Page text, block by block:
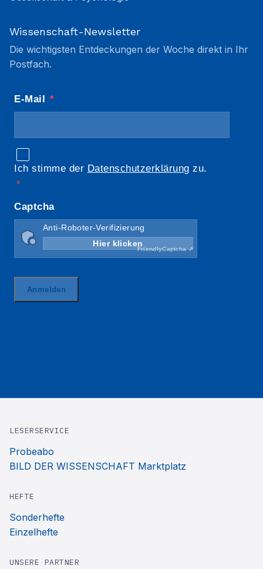
Wissenschaft-Newsletter
Die wichtigsten Entdeckungen der Woche direkt in Ihr
Postfach.
LESERSERVICE
Probeabo
BILD DER WISSENSCHAFT Marktplatz
HEFTE
Sonderhefte
Einzelhefte
UNSERE PARTNER